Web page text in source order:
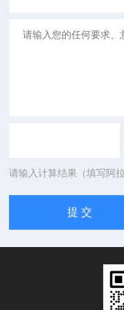
请输入计算结果（填写阿